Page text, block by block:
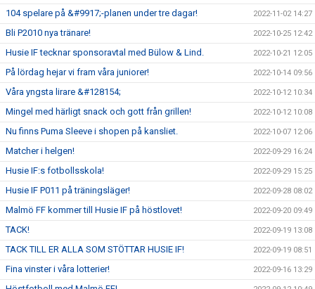
104 spelare på &#9917;-planen under tre dagar! 2022-11-02 14:27
Bli P2010 nya tränare! 2022-10-25 12:42
Husie IF tecknar sponsoravtal med Bülow & Lind. 2022-10-21 12:05
På lördag hejar vi fram våra juniorer! 2022-10-14 09:56
Våra yngsta lirare &#128154; 2022-10-12 10:34
Mingel med härligt snack och gott från grillen! 2022-10-12 10:08
Nu finns Puma Sleeve i shopen på kansliet. 2022-10-07 12:06
Matcher i helgen! 2022-09-29 16:24
Husie IF:s fotbollsskola! 2022-09-29 15:25
Husie IF P011 på träningsläger! 2022-09-28 08:02
Malmö FF kommer till Husie IF på höstlovet! 2022-09-20 09:49
TACK! 2022-09-19 13:08
TACK TILL ER ALLA SOM STÖTTAR HUSIE IF! 2022-09-19 08:51
Fina vinster i våra lotterier! 2022-09-16 13:29